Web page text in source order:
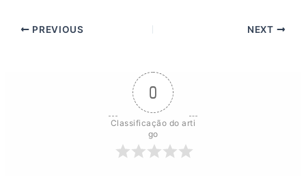
PREVIOUS NEXT
0
Classificação do arti
go